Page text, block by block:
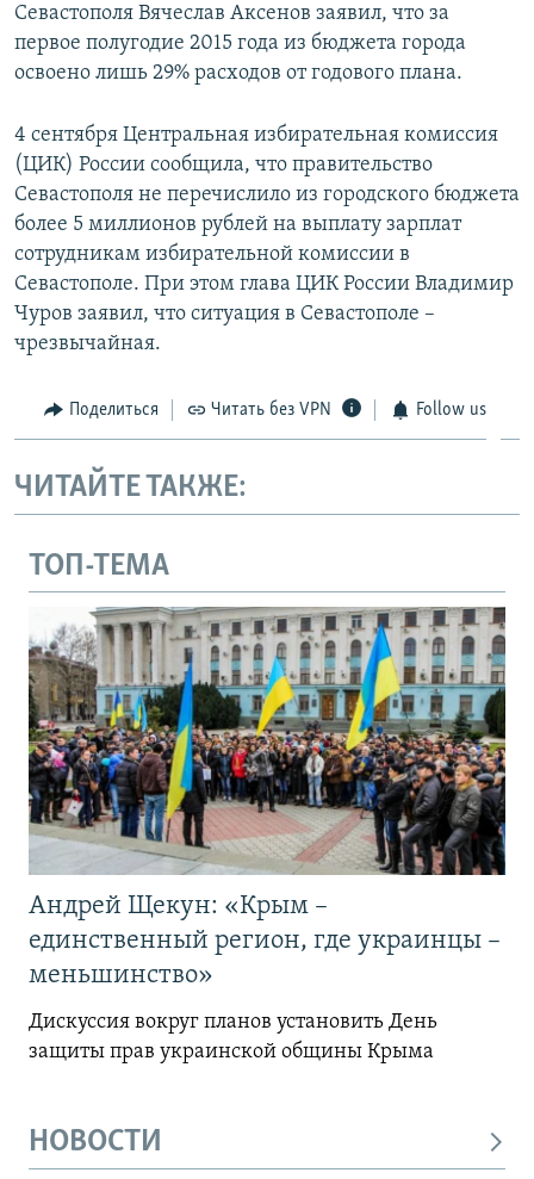
Севастополя Вячеслав Аксенов заявил, что за
первое полугодие 2015 года из бюджета города
освоено лишь 29% расходов от годового плана.
4 сентября Центральная избирательная комиссия
(ЦИК) России сообщила, что правительство
Севастополя не перечислило из городского бюджета
более 5 миллионов рублей на выплату зарплат
сотрудникам избирательной комиссии в
Севастополе. При этом глава ЦИК России Владимир
Чуров заявил, что ситуация в Севастополе –
чрезвычайная.
Поделиться Читать без VPN Follow us
ЧИТАЙТЕ ТАКЖЕ:
ТОП-ТЕМА
Андрей Щекун: «Крым –
единственный регион, где украинцы –
меньшинство»
Дискуссия вокруг планов установить День
защиты прав украинской общины Крыма
НОВОСТИ